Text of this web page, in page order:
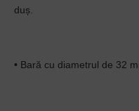
duș.
• Bară cu diametrul de 32